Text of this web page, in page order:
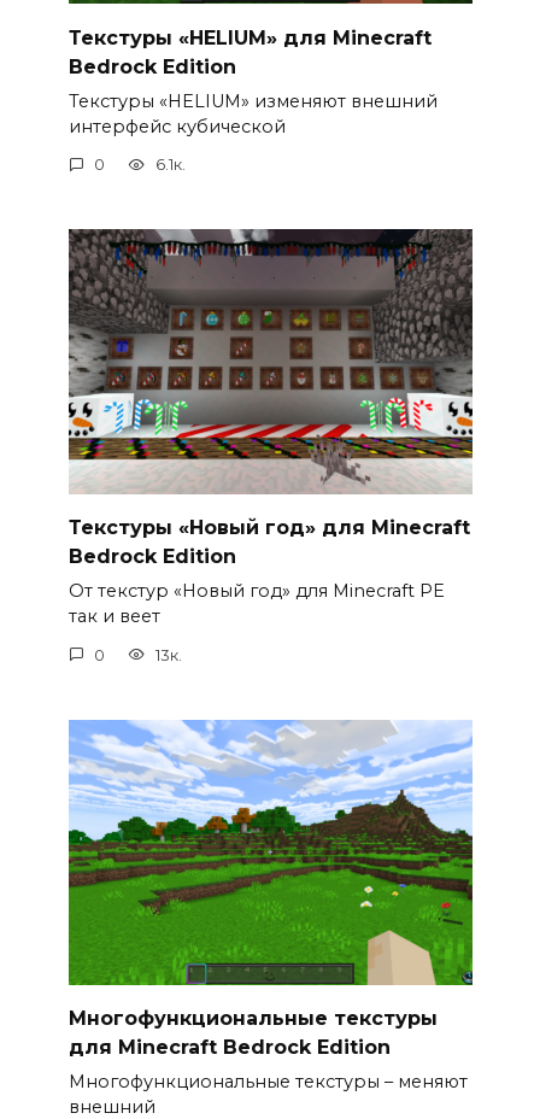
Текстуры «HELIUM» для Minecraft
Bedrock Edition
Текстуры «HELIUM» изменяют внешний
интерфейс кубической
0 6.1к.
Текстуры «Новый год» для Minecraft
Bedrock Edition
От текстур «Новый год» для Minecraft PE
так и веет
0 13к.
Многофункциональные текстуры
для Minecraft Bedrock Edition
Многофункциональные текстуры – меняют
внешний